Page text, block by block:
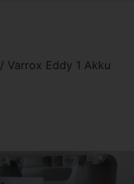
/ Varrox Eddy 1 Akku